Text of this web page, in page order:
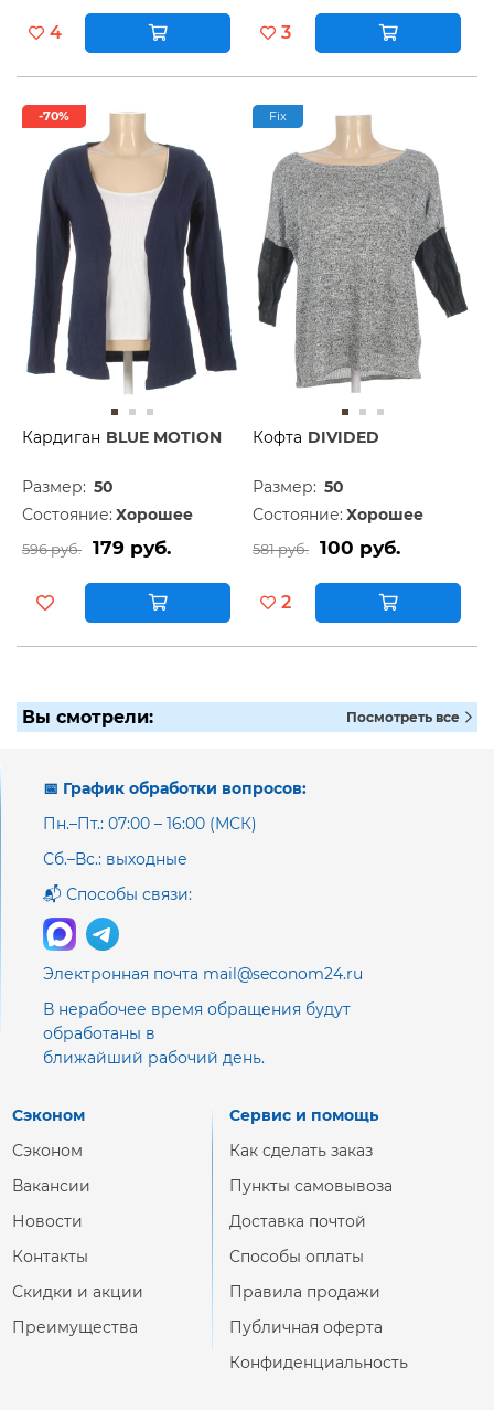
4 3
-70%
Кардиган BLUE MOTION
Размер: 50
Состояние: Хорошее
596 руб. 179 руб.
Fix
Кофта DIVIDED
Размер: 50
Состояние: Хорошее
581 руб. 100 руб.
2
Вы смотрели: Посмотреть все
📅 График обработки вопросов:
Пн.–Пт.: 07:00 – 16:00 (МСК)
Сб.–Вс.: выходные
📬 Способы связи:
Электронная почта mail@seconom24.ru
В нерабочее время обращения будут
обработаны в
ближайший рабочий день.
Сэконом
Сэконом
Вакансии
Новости
Контакты
Скидки и акции
Преимущества
Сервис и помощь
Как сделать заказ
Пункты самовывоза
Доставка почтой
Способы оплаты
Правила продажи
Публичная оферта
Конфиденциальность